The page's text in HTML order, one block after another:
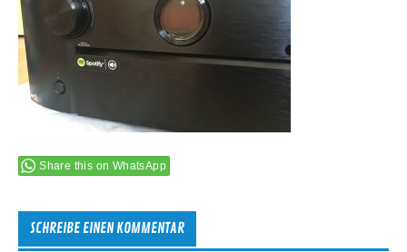
Share this on WhatsApp
SCHREIBE EINEN KOMMENTAR